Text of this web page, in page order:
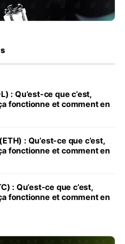
: Qu’est-ce que c’est,
fonctionne et comment en
: Qu’est-ce que c’est,
fonctionne et comment en
: Qu’est-ce que c’est,
fonctionne et comment en